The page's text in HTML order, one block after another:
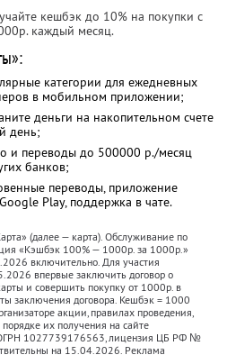
кешбэк до 10% на покупки с
каждый месяц.
категории для ежедневных
в мобильном приложении;
деньги на накопительном счете
день;
и переводы до 500000 р./месяц
банков;
переводы, приложение
Play, поддержка в чате.
(далее — карта). Обслуживание по
«Кэшбэк 100% — 1000р. за 1000р.»
включительно. Для участия
впервые заключить договор о
и совершить покупку от 1000р. в
заключения договора. Кешбэк = 1000
акции, правилах проведения,
порядке их получения на сайте
1027739176563, лицензия ЦБ РФ №
на 15.04.2026. Реклама